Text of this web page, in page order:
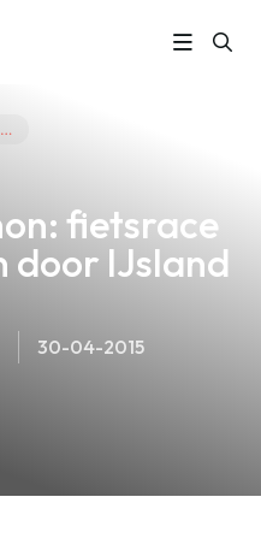
WOW Cyclothon: fietsrace van drie dagen door IJsland
fietsrace
door IJsland
30-04-2015